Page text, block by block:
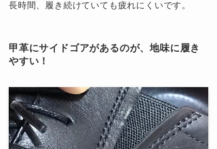
長時間、履き続けていても疲れにくいです。
甲革にサイドゴアがあるのが、地味に履き
やすい！